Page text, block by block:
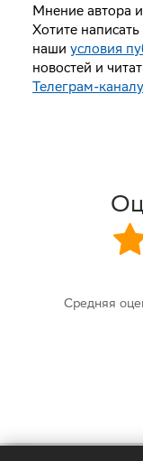
Мнение автора
Хотите
наши условия
новостей и
Телеграм-
Средняя